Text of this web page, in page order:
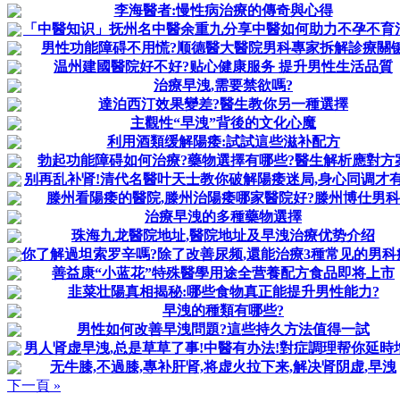
李海醫者:慢性病治療的傳奇與心得
「中醫知识」抚州名中醫余重九分享中醫如何助力不孕不育
男性功能障碍不用慌?顺德醫大醫院男科專家拆解診療關
温州建國醫院好不好?贴心健康服务 提升男性生活品質
治療早洩,需要禁欲嗎?
達泊西汀效果變差?醫生教你另一種選擇
主觀性“早洩”背後的文化心魔
利用酒類缓解陽痿:試試這些滋补配方
勃起功能障碍如何治療?藥物選擇有哪些?醫生解析應對方
别再乱补肾!清代名醫叶天士教你破解陽痿迷局,身心同调才
滕州看陽痿的醫院,滕州治陽痿哪家醫院好?滕州博仕男科
治療早洩的多種藥物選擇
珠海九龙醫院地址,醫院地址及早洩治療优势介绍
你了解過坦索罗辛嗎?除了改善尿频,還能治療3種常见的男科
善益康“小蓝花”特殊醫學用途全营養配方食品即将上市
韭菜壮陽真相揭秘:哪些食物真正能提升男性能力?
早洩的種類有哪些?
男性如何改善早洩問題?這些持久方法值得一試
男人肾虚早洩,总是草草了事!中醫有办法!對症調理帮你延時
无牛膝,不過膝,專补肝肾,将虚火拉下来,解决肾阴虚,早洩
下一頁 »